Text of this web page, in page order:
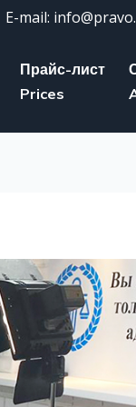
E-mail:
Прайс-лист
Prices